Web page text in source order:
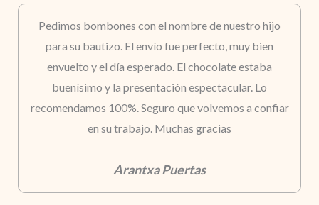
Pedimos bombones con el nombre de nuestro hijo
para su bautizo. El envío fue perfecto, muy bien
envuelto y el día esperado. El chocolate estaba
buenísimo y la presentación espectacular. Lo
recomendamos 100%. Seguro que volvemos a confiar
en su trabajo. Muchas gracias
Arantxa Puertas